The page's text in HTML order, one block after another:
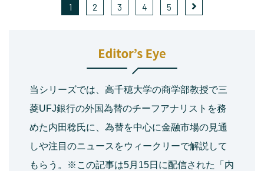
1 2 3 4 5
当シリーズでは、高千穂大学の商学部教授で三
菱UFJ銀行の外国為替のチーフアナリストを務
めた内田稔氏に、為替を中心に金融市場の見通
しや注目のニュースをウィークリーで解説して
もらう。※この記事は5月15日に配信された「内